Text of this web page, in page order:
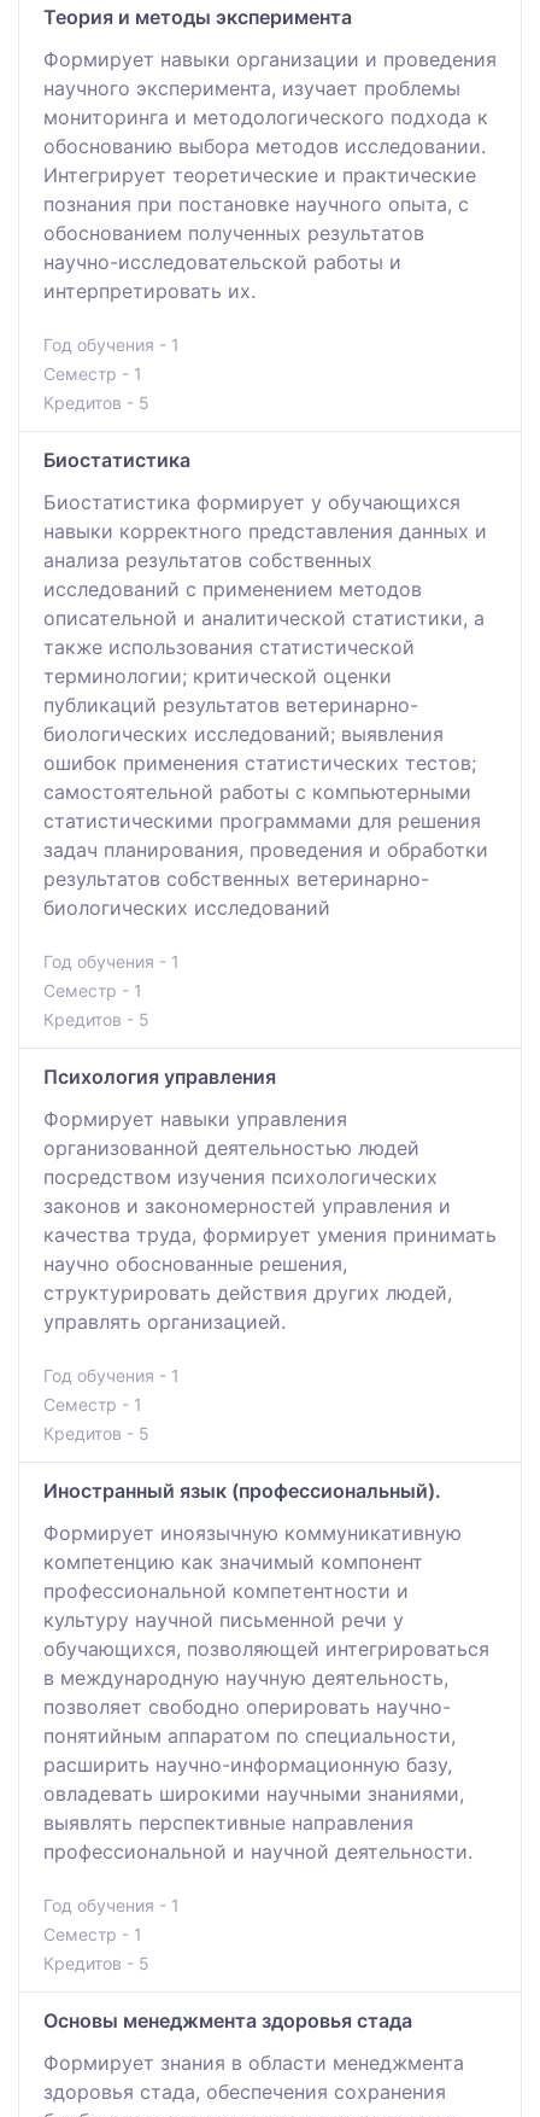
Теория и методы эксперимента
Формирует навыки организации и проведения
научного эксперимента, изучает проблемы
мониторинга и методологического подхода к
обоснованию выбора методов исследовании.
Интегрирует теоретические и практические
познания при постановке научного опыта, с
обоснованием полученных результатов
научно-исследовательской работы и
интерпретировать их.
Год обучения - 1
Семестр - 1
Кредитов - 5
Биостатистика
Биостатистика формирует у обучающихся
навыки корректного представления данных и
анализа результатов собственных
исследований с применением методов
описательной и аналитической статистики, а
также использования статистической
терминологии; критической оценки
публикаций результатов ветеринарно-
биологических исследований; выявления
ошибок применения статистических тестов;
самостоятельной работы с компьютерными
статистическими программами для решения
задач планирования, проведения и обработки
результатов собственных ветеринарно-
биологических исследований
Год обучения - 1
Семестр - 1
Кредитов - 5
Психология управления
Формирует навыки управления
организованной деятельностью людей
посредством изучения психологических
законов и закономерностей управления и
качества труда, формирует умения принимать
научно обоснованные решения,
структурировать действия других людей,
управлять организацией.
Год обучения - 1
Семестр - 1
Кредитов - 5
Иностранный язык (профессиональный).
Формирует иноязычную коммуникативную
компетенцию как значимый компонент
профессиональной компетентности и
культуру научной письменной речи у
обучающихся, позволяющей интегрироваться
в международную научную деятельность,
позволяет свободно оперировать научно-
понятийным аппаратом по специальности,
расширить научно-информационную базу,
овладевать широкими научными знаниями,
выявлять перспективные направления
профессиональной и научной деятельности.
Год обучения - 1
Семестр - 1
Кредитов - 5
Основы менеджмента здоровья стада
Формирует знания в области менеджмента
здоровья стада, обеспечения сохранения